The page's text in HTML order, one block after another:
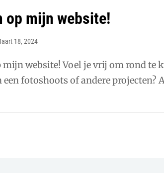
op mijn website!
18, 2024
mijn website! Voel je vrij om rond te
een fotoshoots of andere projecten?